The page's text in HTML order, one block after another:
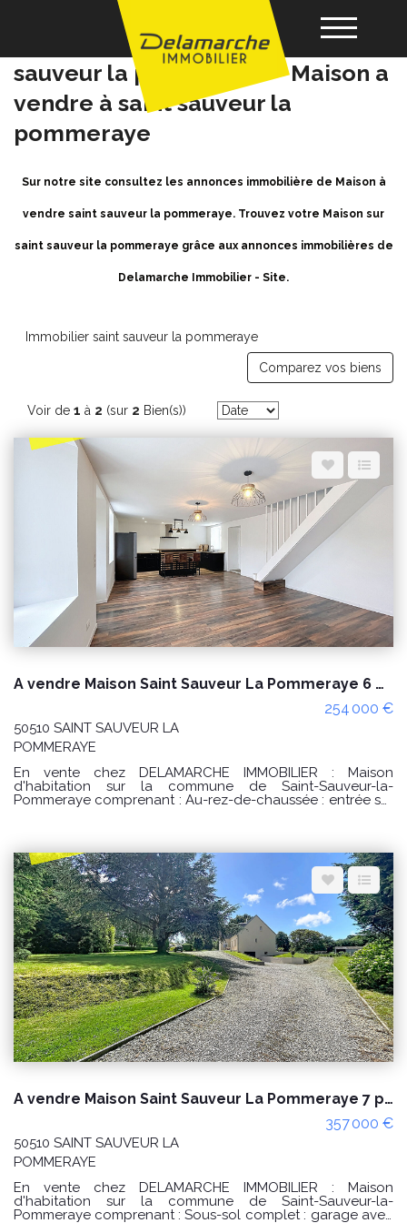
Acheter
Vendre
Nos agences
Espace client Nous contacter
Achat / Vente Maison saint
sauveur la pommeraye - Maison a
vendre à saint sauveur la
pommeraye
Sur notre site consultez les annonces immobilière de Maison à
vendre saint sauveur la pommeraye. Trouvez votre Maison sur
saint sauveur la pommeraye grâce aux annonces immobilières de
Delamarche Immobilier - Site.
Immobilier saint sauveur la pommeraye
Comparez vos biens
Voir de 1 à 2 (sur 2 Bien(s))
A vendre Maison Saint Sauveur La Pommeraye 6 pièces - 4 chambres
254 000 €
50510 SAINT SAUVEUR LA
POMMERAYE
En vente chez DELAMARCHE IMMOBILIER : Maison
d'habitation sur la commune de Saint-Sauveur-la-
Pommeraye comprenant : Au-rez-de-chaussée : entrée sur
une salle de bain avec wc. Grenier. Cette propriété avec
des dépendances et terres agricoles offre un cadre
paisible et verdoyant, idéal pour profiter du calme et des
espaces extérieurs. Une piscine chauffée avec pompe à
chaleur récente vient compléter l'ensemble. PRIX : 254
000€ Honoraires à la charge du vendeur. Réf : 10657AE
Classe énergie : D (155) Classe climat : A (5) Montant estimé
des dépenses annuelles d'énergie pour un usage
standard : entre 1290€ et 1810€ / an. Prix moyens des
énergies indexés sur les années 2021, 2022 et 2023
(abonnements compris) "Les informations sur les risques
auxquels ce bien est exposé sont disponibles sur le site
Géorisques : www.georisques.gouv.fr" POUR VISITER :
DELAMARCHE IMMOBILIER, Aurélien Etard au
06.29.76.85.09
A vendre Maison Saint Sauveur La Pommeraye 7 pièces - 4 chambres
357 000 €
50510 SAINT SAUVEUR LA
POMMERAYE
En vente chez DELAMARCHE IMMOBILIER : Maison
d'habitation sur la commune de Saint-Sauveur-la-
Pommeraye comprenant : Sous-sol complet : garage avec